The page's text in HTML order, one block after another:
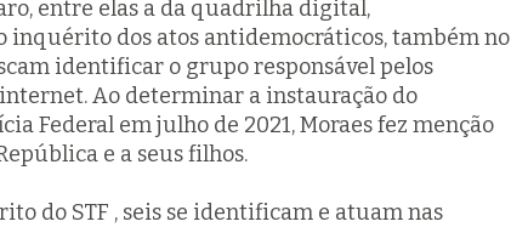
entre elas a da quadrilha digital,
inquérito dos atos antidemocráticos, também no
identificar o grupo responsável pelos
Ao determinar a instauração do
Federal em julho de 2021, Moraes fez menção
e a seus filhos.
do STF , seis se identificam e atuam nas